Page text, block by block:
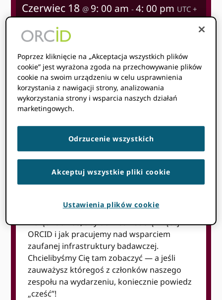
Czerwiec 18 @ 9: 00 am - 4: 00 pm UTC +
Czas rozpoczęcia gdzie
Twojej strefy czasowej. PróbowaćprzeładowanieStrona.
DOWIEDZ SIĘ WIĘCEJ
tematy
wydarzeniu!
Dołącz do nas, aby dowiedzieć się więcej
ORCID i jak pracujemy nad wsparciem
zaufanej infrastruktury badawczej.
Chcielibyśmy Cię tam zobaczyć — a jeśli
zauważysz któregoś z członków naszego
zespołu na wydarzeniu, koniecznie powiedz
„cześć”!
Poprzez kliknięcie na „Akceptacja wszystkich plików
cookie” jest wyrażona zgoda na przechowywanie plików
cookie na swoim urządzeniu w celu usprawnienia
korzystania z nawigacji strony, analizowania
wykorzystania strony i wsparcia naszych działań
marketingowych.
Odrzucenie wszystkich
Akceptuj wszystkie pliki cookie
Ustawienia plików cookie